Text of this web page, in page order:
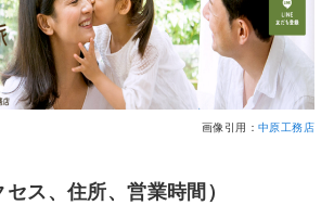
画像引用：中原工務店
ス、住所、営業時間）